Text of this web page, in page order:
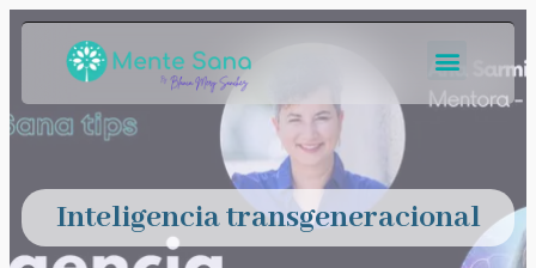
Inteligencia transgeneracional